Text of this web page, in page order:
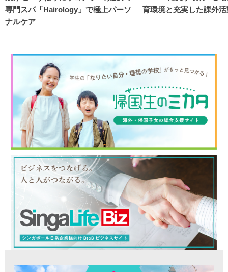
専門スパ「Hairology」で極上パーソ
ナルケア
育環境と充実した課外